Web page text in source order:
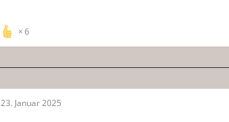
6
23. Januar 2025